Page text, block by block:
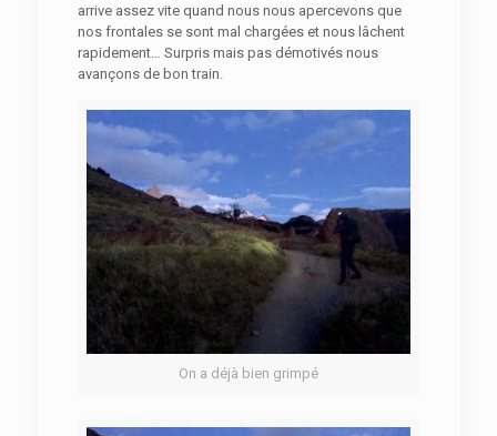
arrive assez vite quand nous nous apercevons que
nos frontales se sont mal chargées et nous lâchent
rapidement… Surpris mais pas démotivés nous
avançons de bon train.
On a déjà bien grimpé